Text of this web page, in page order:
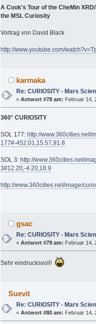
A Cook's Tour of the CheMin
the MSL Curiosity
Vortrag von David Black
http://www.youtube.com/
karmaka
Re: CURIOSITY - Mars
«Antwort #78 am: Februar 14,
360° CURIOSITY
SOL 177: http://www.360cities.net/
177#-452.01,15.57,91.8
SOL 3: http://www.360cities.net/
3#12.20,-4.20,18.9
http://www.360cities.net/image/
gsac
Re: CURIOSITY - Mars
«Antwort #79 am: Februar 14,
Sehr eindrucksvoll!
Suevit
Re: CURIOSITY - Mars
«Antwort #80 am: Februar 14,